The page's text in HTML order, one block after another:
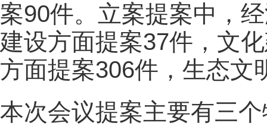
案90件。立案提案中，
建设方面提案37件，文
方面提案306件，生态文
本次会议提案主要有三